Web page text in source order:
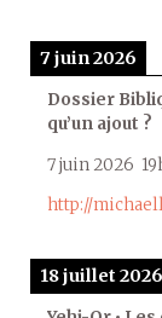
7 juin 2026
Dossier
qu’un ajout ?
7 juin 2026
http://
18 juillet 2026